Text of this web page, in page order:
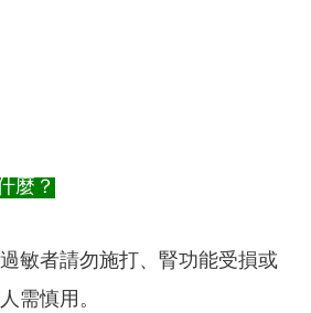
麼？
敏者請勿施打、腎功能受損或
需慎用。